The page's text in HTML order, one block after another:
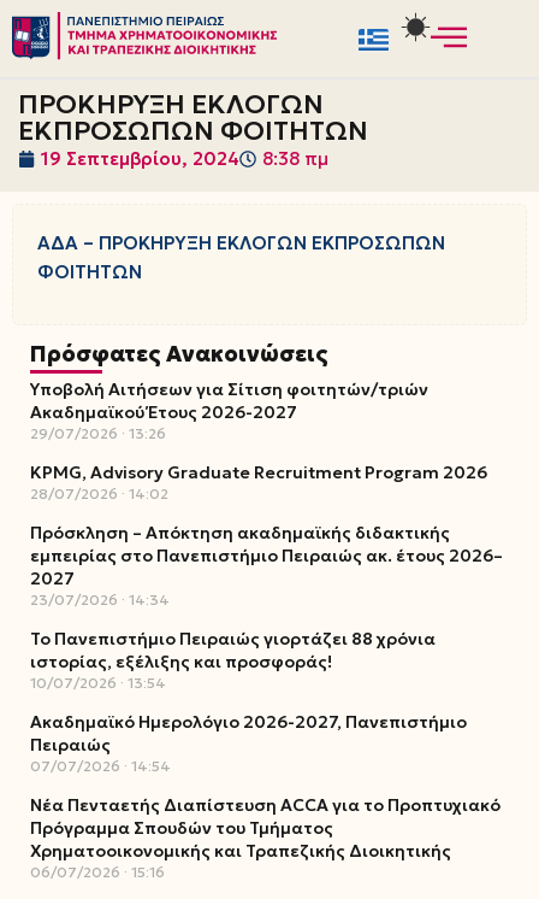
Μεταπηδήστε
στο
περιεχόμενο
ΠΡΟΚΗΡΥΞΗ ΕΚΛΟΓΩΝ
ΕΚΠΡΟΣΩΠΩΝ ΦΟΙΤΗΤΩΝ
19 Σεπτεμβρίου, 2024 8:38 πμ
ΑΔΑ – ΠΡΟΚΗΡΥΞΗ ΕΚΛΟΓΩΝ ΕΚΠΡΟΣΩΠΩΝ
ΦΟΙΤΗΤΩΝ
Πρόσφατες Ανακοινώσεις
Υποβολή Αιτήσεων για Σίτιση φοιτητών/τριών
Ακαδημαϊκού Έτους 2026-2027
29/07/2026 13:26
KPMG, Advisory Graduate Recruitment Program 2026
28/07/2026 14:02
Πρόσκληση – Απόκτηση ακαδημαϊκής διδακτικής
εμπειρίας στο Πανεπιστήμιο Πειραιώς ακ. έτους 2026–
2027
23/07/2026 14:34
Το Πανεπιστήμιο Πειραιώς γιορτάζει 88 χρόνια
ιστορίας, εξέλιξης και προσφοράς!
10/07/2026 13:54
Ακαδημαϊκό Ημερολόγιο 2026-2027, Πανεπιστήμιο
Πειραιώς
07/07/2026 14:54
Νέα Πενταετής Διαπίστευση ACCA για το Προπτυχιακό
Πρόγραμμα Σπουδών του Τμήματος
Χρηματοοικονομικής και Τραπεζικής Διοικητικής
06/07/2026 15:16